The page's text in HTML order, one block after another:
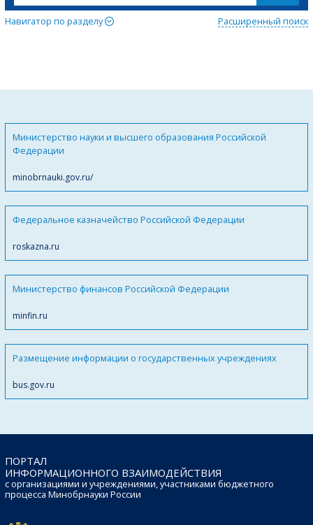
Навигатор по разделу Расширенный поиск
Министерство науки и высшего образования Российской
Федерации
minobrnauki.gov.ru/
Федеральное казначейство Российской Федерации
roskazna.ru
Министерство финансов Российской Федерации
minfin.ru
Размещение информации о государственных учреждениях
bus.gov.ru
ПОРТАЛ
ИНФОРМАЦИОННОГО ВЗАИМОДЕЙСТВИЯ
с организациями и учреждениями, участниками бюджетного
процесса Минобрнауки России